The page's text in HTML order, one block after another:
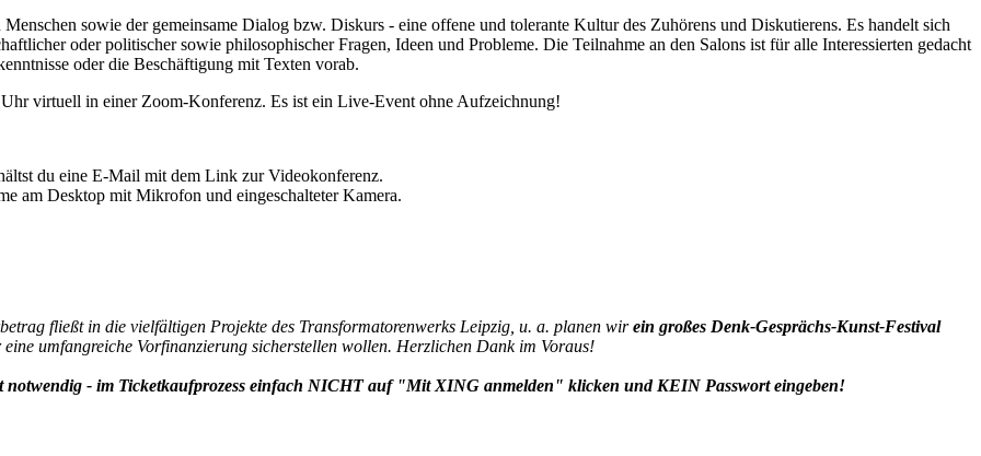
sowie der gemeinsame Dialog bzw. Diskurs - eine offene und tolerante Kultur des Zuhörens und Diskutierens. Es handelt sich
oder politischer sowie philosophischer Fragen, Ideen und Probleme. Die Teilnahme an den Salons ist für alle Interessierten gedacht
oder die Beschäftigung mit Texten vorab.
virtuell in einer Zoom-Konferenz. Es ist ein Live-Event ohne Aufzeichnung!
du eine E-Mail mit dem Link zur Videokonferenz.
am Desktop mit Mikrofon und eingeschalteter Kamera.
fließt in die vielfältigen Projekte des Transformatorenwerks Leipzig, u. a. planen wirein großes Denk-Gesprächs-Kunst-Festival
umfangreiche Vorfinanzierung sicherstellen wollen. Herzlichen Dank im Voraus!
- im Ticketkaufprozess einfach NICHT auf "Mit XING anmelden" klicken und KEIN Passwort eingeben!